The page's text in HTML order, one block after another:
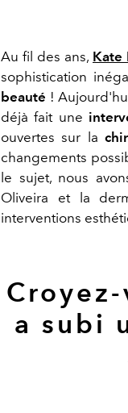
Au fil des ans, Kate
sophistication
beauté !
déjà fait une
ouvertes sur la
changements
le sujet, nous
Oliveira et la
interventions
a subi